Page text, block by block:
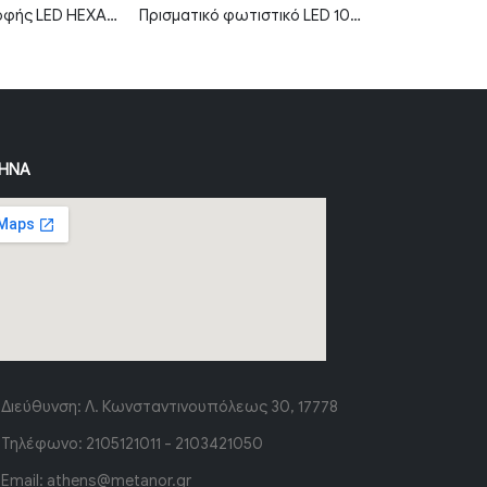
Φωτιστικό οροφής LED HEXAGON 5 192W 6500K με λευκό σώμα Πρισματικό φωτιστικό LED 10W 2800K θερμό λευκό 30cm IP20 MTN-66731
Διεύθυνση: Λ. Κωνσταντινουπόλεως 30, 17778
Τηλέφωνο: 2105121011 - 2103421050
Email: athens@metanor.gr